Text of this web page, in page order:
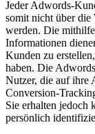
Jeder Adwords-
somit nicht über
werden. Die
Informationen
Kunden zu
haben. Die
Nutzer, die auf ihre
Conversion-
Sie erhalten jedoch
persönlich